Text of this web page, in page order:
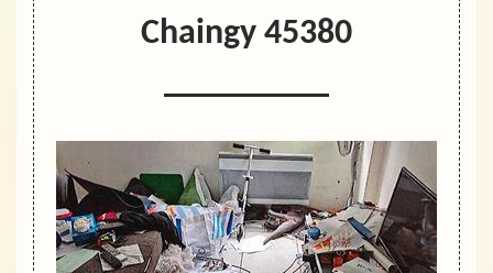
Chaingy 45380